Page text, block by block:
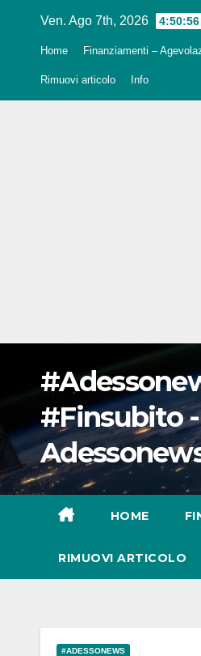
Ven. Ago 7th, 2026 4:50:58
Home Finanziamenti –
Rimuovi articolo Info
#Finsubito -
HOME
RIMUOVI ARTICOLO
#ADESSONEWS